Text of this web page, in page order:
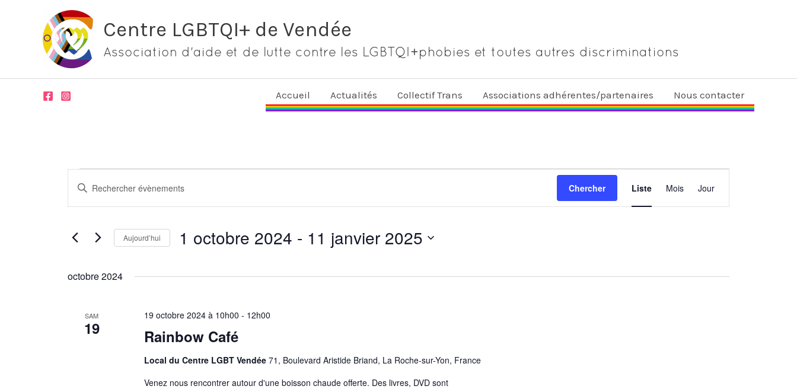
Centre LGBTQI+ de Vendée
Association d'aide et de lutte contre les LGBTQI+phobies et toutes autres discriminations
Accueil Actualités Collectif Trans Associations adhérentes/partenaires Nous contacter
navigation
vues
Saisir
Rechercher
Chercher
de
vues
Liste Mois Jour
Aujourd’hui 1 octobre 2024 - 11 janvier 2025
une
octobre 2024
SAM
19 Rainbow Café
19 octobre 2024 à 10h00 - 12h00
Local du Centre LGBT Vendée71, Boulevard Aristide Briand, La Roche-sur-Yon, France
Venez nous rencontrer autour d'une boisson chaude offerte. Des livres, DVD sont